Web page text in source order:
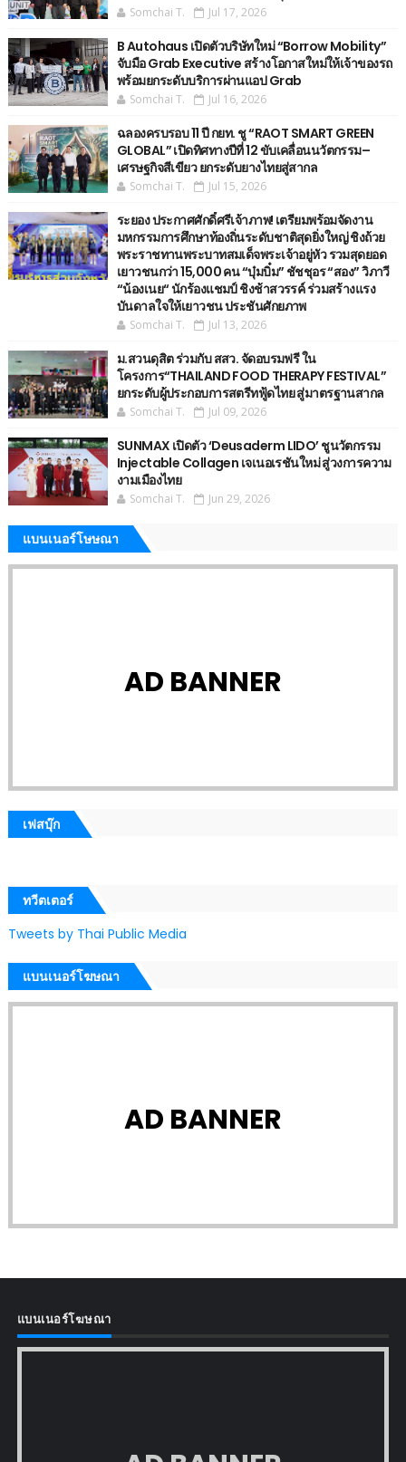
Somchai T. Jul 17, 2026
B Autohaus เปิดตัวบริษัทใหม่ “Borrow Mobility”
จับมือ Grab Executive สร้างโอกาสใหม่ให้เจ้าของรถ
พร้อมยกระดับบริการผ่านแอป Grab
Somchai T. Jul 16, 2026
ฉลองครบรอบ 11 ปี กยท. ชู “RAOT SMART GREEN
GLOBAL” เปิดทิศทางปีที่ 12 ขับเคลื่อนนวัตกรรม–
เศรษฐกิจสีเขียว ยกระดับยางไทยสู่สากล
Somchai T. Jul 15, 2026
ระยอง ประกาศศักดิ์ศรีเจ้าภาพ! เตรียมพร้อมจัดงาน
มหกรรมการศึกษาท้องถิ่นระดับชาติสุดยิ่งใหญ่ ชิงถ้วย
พระราชทานพระบาทสมเด็จพระเจ้าอยู่หัว รวมสุดยอด
เยาวชนกว่า 15,000 คน “บุ๋มบิ๋ม” ชัชชุอร “สอง” วิภาวี
“น้องเนย“ นักร้องแชมป์ ชิงช้าสวรรค์ ร่วมสร้างแรง
บันดาลใจให้เยาวชน ประชันศักยภาพ
Somchai T. Jul 13, 2026
ม.สวนดุสิต ร่วมกับ สสว. จัดอบรมฟรี ใน
โครงการ“THAILAND FOOD THERAPY FESTIVAL”
ยกระดับผู้ประกอบการสตรีทฟู้ดไทย สู่มาตรฐานสากล
Somchai T. Jul 09, 2026
SUNMAX เปิดตัว ‘Deusaderm LIDO’ ชูนวัตกรรม
Injectable Collagen เจเนอเรชันใหม่ สู่วงการความ
งามเมืองไทย
Somchai T. Jun 29, 2026
แบนเนอร์โษษณา
AD BANNER
เฟสบุ๊ก
ทวีตเตอร์
Tweets by Thai Public Media
แบนเนอร์โฆษณา
AD BANNER
แบนเนอร์โฆษณา